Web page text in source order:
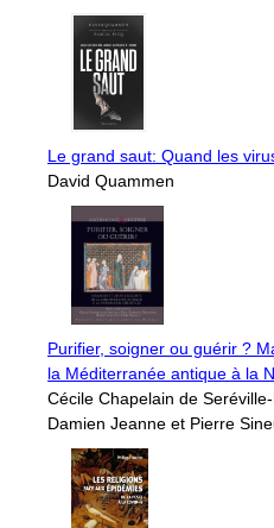
Le grand saut: Quand les
David Quammen
Purifier, soigner ou guérir ?
la Méditerranée antique à la
Cécile Chapelain de
Damien Jeanne et Pierre